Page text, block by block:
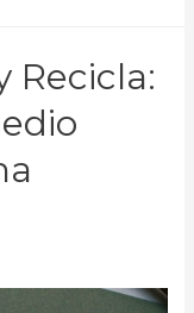
Recicla: